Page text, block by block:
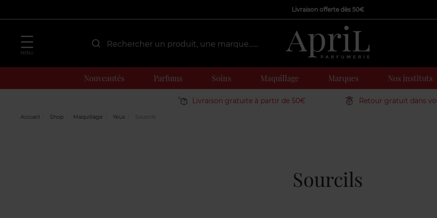
Livraison offerte dès 50€
MENU
Nouveautés Parfums Soins Maquillage Marques Nos instituts
Livraison gratuite à partir de 50€ Retour gratuit dans
Accueil Shop Maquillage Yeux Sourcils
Sourcils